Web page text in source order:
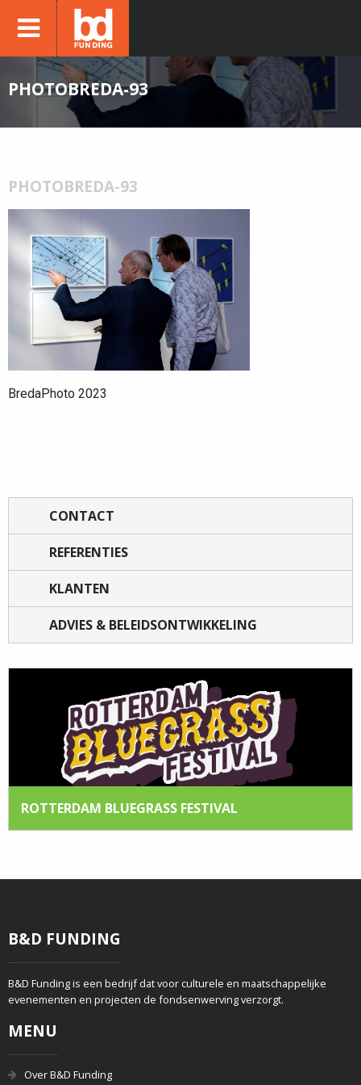
PHOTOBREDA-93
PHOTOBREDA-93
BredaPhoto 2023
CONTACT
REFERENTIES
KLANTEN
ADVIES & BELEIDSONTWIKKELING
ROTTERDAM BLUEGRASS FESTIVAL
B&D FUNDING
B&D Funding is een bedrijf dat voor culturele en maatschappelijke
evenementen en projecten de fondsenwerving verzorgt.
MENU
Over B&D Funding